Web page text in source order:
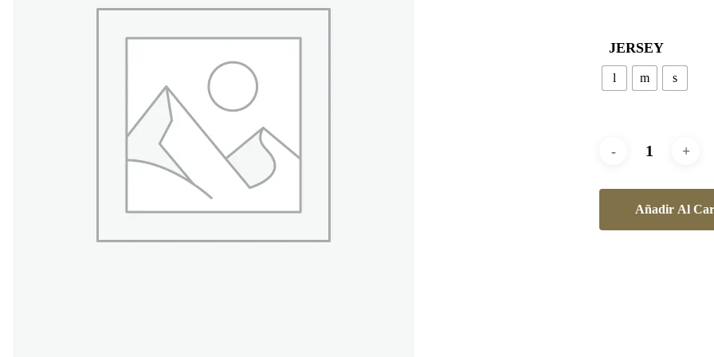
JERSEY
l m s
Añadir Al